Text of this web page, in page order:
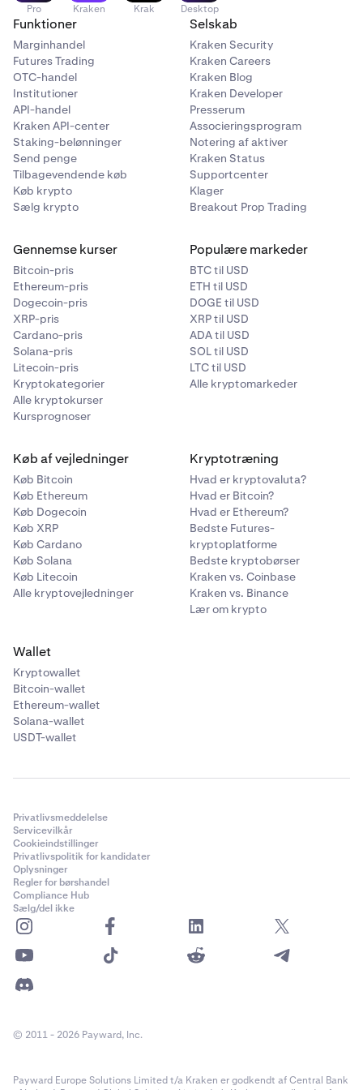
Pro Kraken Krak Desktop
Funktioner
Marginhandel
Futures Trading
OTC-handel
Institutioner
API-handel
Kraken API-center
Staking-belønninger
Send penge
Tilbagevendende køb
Køb krypto
Sælg krypto
Selskab
Kraken Security
Kraken Careers
Kraken Blog
Kraken Developer
Presserum
Associeringsprogram
Notering af aktiver
Kraken Status
Supportcenter
Klager
Breakout Prop Trading
Gennemse kurser
Bitcoin-pris
Ethereum-pris
Dogecoin-pris
XRP-pris
Cardano-pris
Solana-pris
Litecoin-pris
Kryptokategorier
Alle kryptokurser
Kursprognoser
Populære markeder
BTC til USD
ETH til USD
DOGE til USD
XRP til USD
ADA til USD
SOL til USD
LTC til USD
Alle kryptomarkeder
Køb af vejledninger
Køb Bitcoin
Køb Ethereum
Køb Dogecoin
Køb XRP
Køb Cardano
Køb Solana
Køb Litecoin
Alle kryptovejledninger
Kryptotræning
Hvad er kryptovaluta?
Hvad er Bitcoin?
Hvad er Ethereum?
Bedste Futures-
kryptoplatforme
Bedste kryptobørser
Kraken vs. Coinbase
Kraken vs. Binance
Lær om krypto
Wallet
Kryptowallet
Bitcoin-wallet
Ethereum-wallet
Solana-wallet
USDT-wallet
Privatlivsmeddelelse
Servicevilkår
Cookieindstillinger
Privatlivspolitik for kandidater
Oplysninger
Regler for børshandel
Compliance Hub
Sælg/del ikke
© 2011 - 2026 Payward, Inc.
Payward Europe Solutions Limited t/a Kraken er godkendt af Central Bank